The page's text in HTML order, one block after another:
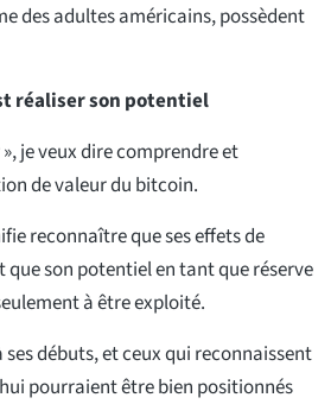
des adultes américains, possèdent
réaliser son potentiel
je veux dire comprendre et
de valeur du bitcoin.
reconnaître que ses effets de
que son potentiel en tant que réserve
à être exploité.
débuts, et ceux qui reconnaissent
pourraient être bien positionnés